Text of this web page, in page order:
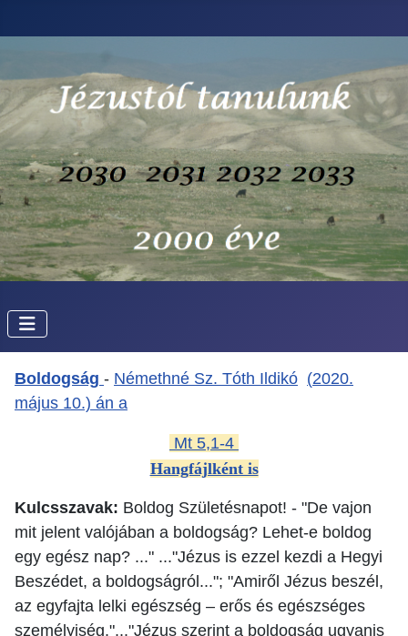
Boldogság - Némethné Sz. Tóth Ildikó (2020.
május 10.) án a
Mt 5,1-4
Hangfájlként is
Kulcsszavak: Boldog Születésnapot! - "De vajon
mit jelent valójában a boldogság? Lehet-e boldog
egy egész nap? ..." ..."Jézus is ezzel kezdi a Hegyi
Beszédet, a boldogságról..."; "Amiről Jézus beszél,
az egyfajta lelki egészség – erős és egészséges
személyiség."..."Jézus szerint a boldogság ugyanis